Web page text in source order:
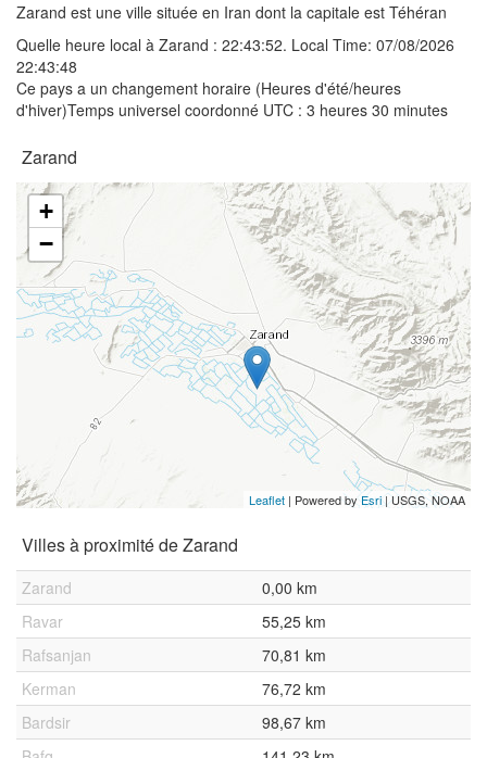
Zarand est une ville située en Iran dont la capitale est Téhéran
Quelle heure local à Zarand : 22:43:52. Local Time: 07/08/2026
22:43:48
Ce pays a un changement horaire (Heures d'été/heures
d'hiver)Temps universel coordonné UTC : 3 heures 30 minutes
Zarand
+
−
Leaflet | Powered byEsri|USGS, NOAA
Villes à proximité de Zarand
Zarand
0,00 km
Ravar
55,25 km
Rafsanjan
70,81 km
Kerman
76,72 km
Bardsir
98,67 km